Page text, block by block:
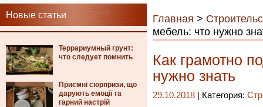
Новые статьи
Террариумный грунт:
что следует помнить
Приємні сюрпризи, що
дарують емоції та
гарний настрій
Главная >
мебель: что нужно
Как грамотно
нужно знать
29.10.2018 | Категория: